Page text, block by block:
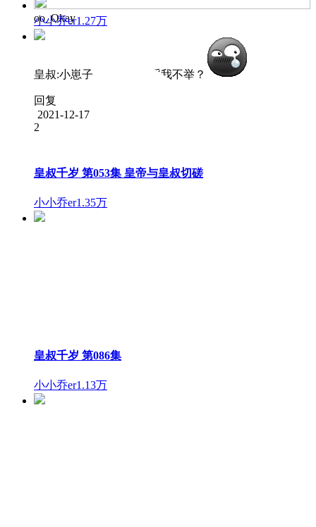
oo_Okay
皇叔:小崽子，你胆敢意淫我不举？
回复
2021-12-17
2
小小乔er1.27万
皇叔千岁 第053集 皇帝与皇叔切磋
小小乔er1.35万
皇叔千岁 第086集
小小乔er1.13万